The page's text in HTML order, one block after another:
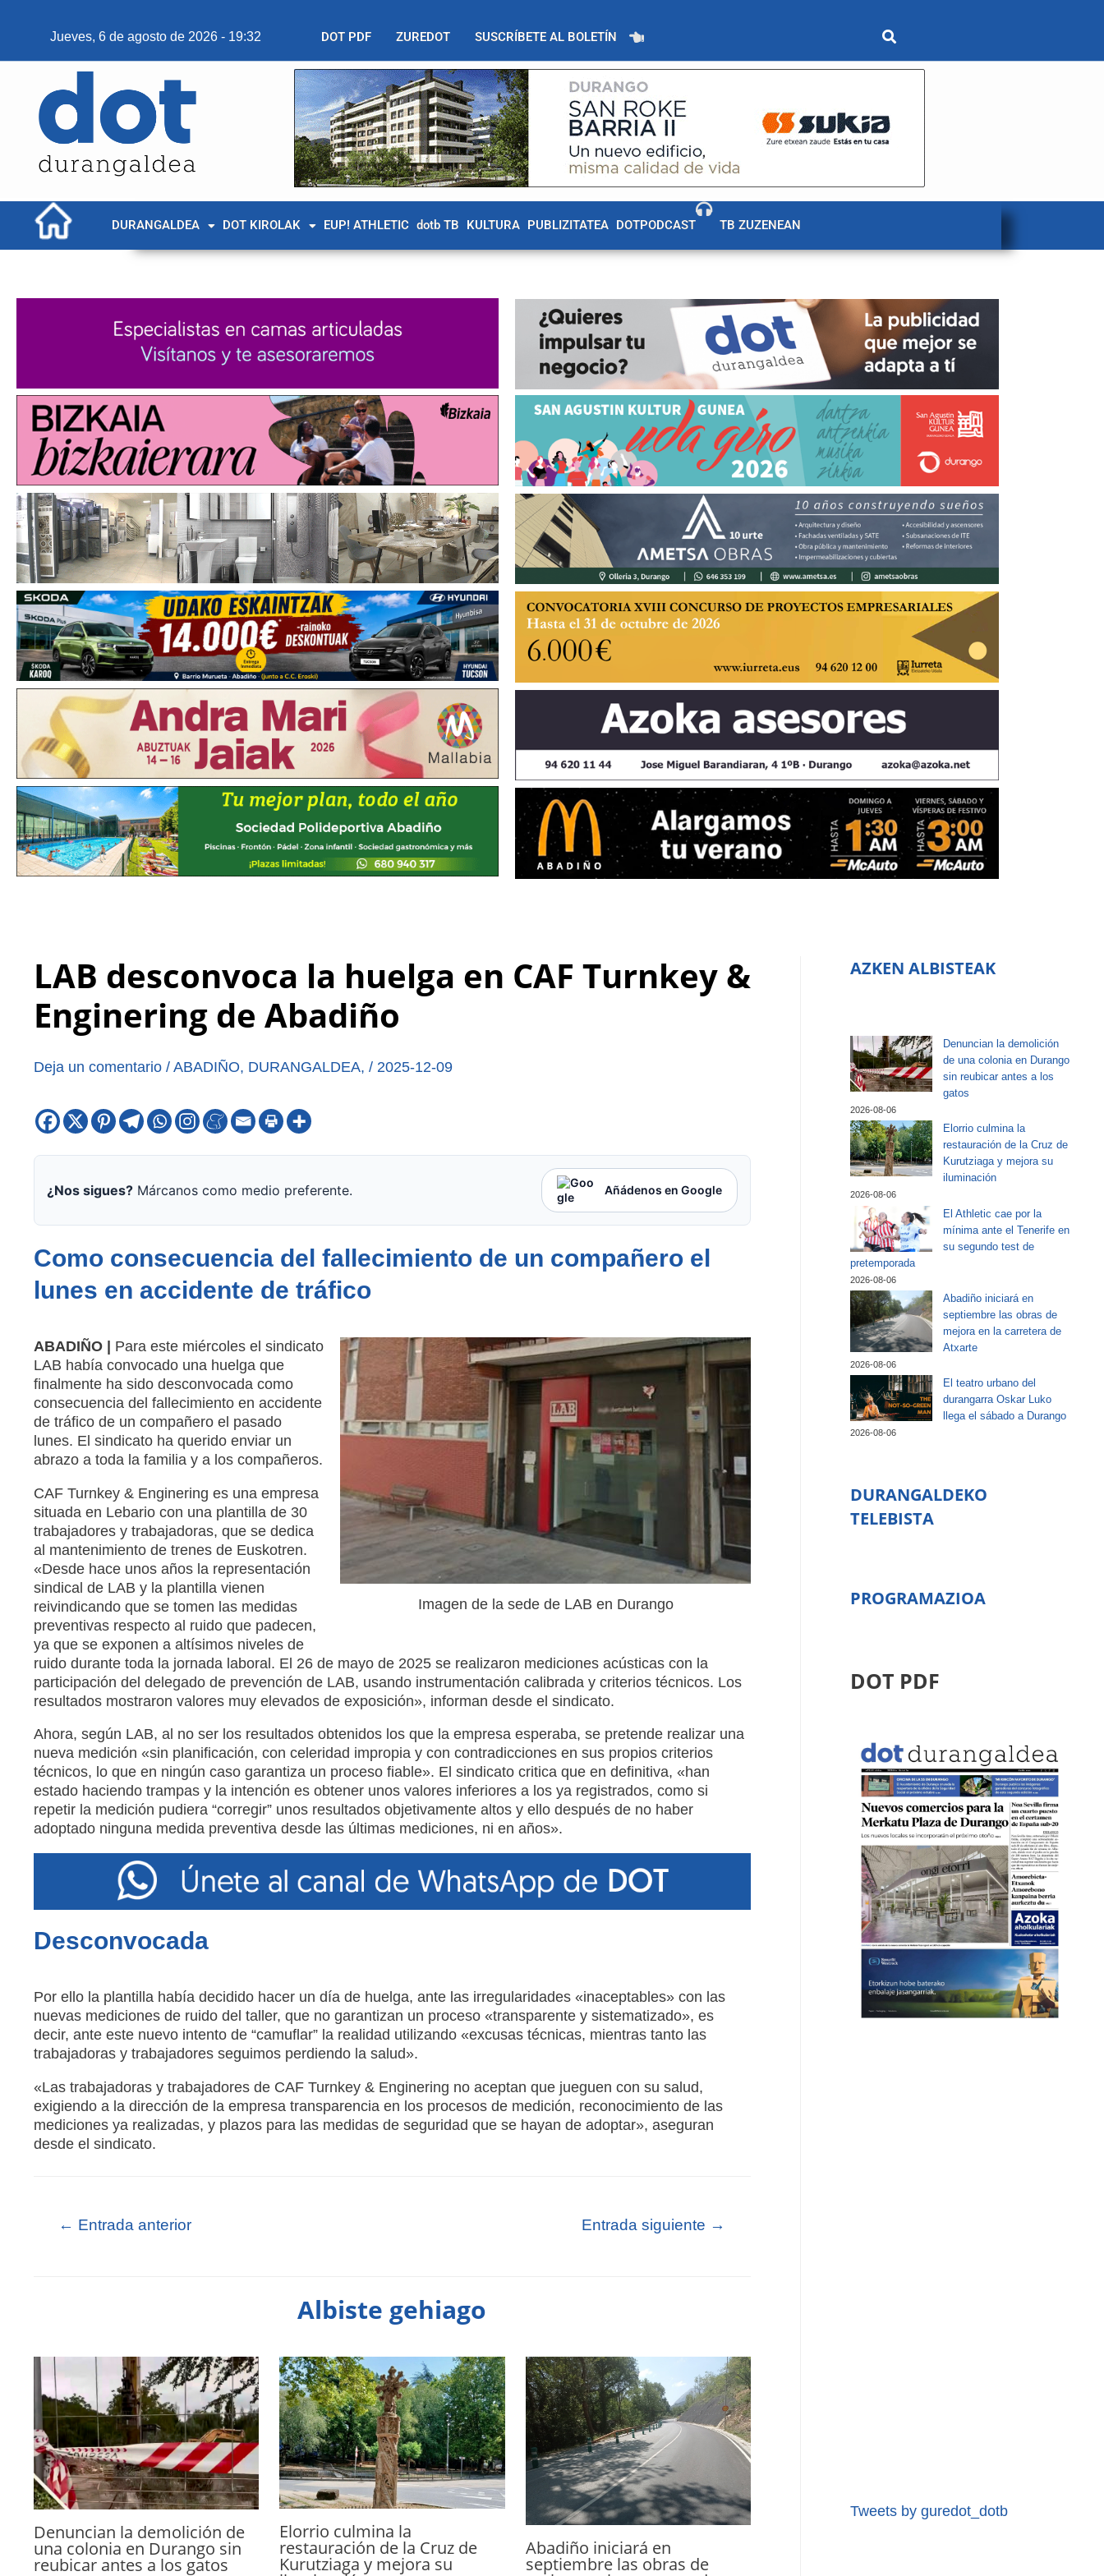
Jueves, 6 de agosto de 2026 - 19:32 DOT PDF ZUREDOT SUSCRÍBETE AL BOLETÍN
DURANGALDEA DOT KIROLAK EUP! ATHLETIC dotb TB KULTURA PUBLIZITATEA DOTPODCAST TB ZUZENEAN
LAB desconvoca la huelga en CAF Turnkey &
Enginering de Abadiño
Deja un comentario / ABADIÑO, DURANGALDEA, / 2025-12-09
¿Nos sigues?Márcanos como medio preferente. Añádenos en Google
Como consecuencia del fallecimiento de un compañero el
lunes en accidente de tráfico
Imagen de la sede de LAB en Durango
ABADIÑO | Para este miércoles el sindicato
LAB había convocado una huelga que
finalmente ha sido desconvocada como
consecuencia del fallecimiento en accidente
de tráfico de un compañero el pasado
lunes. El sindicato ha querido enviar un
abrazo a toda la familia y a los compañeros.
CAF Turnkey & Enginering es una empresa
situada en Lebario con una plantilla de 30
trabajadores y trabajadoras, que se dedica
al mantenimiento de trenes de Euskotren.
«Desde hace unos años la representación
sindical de LAB y la plantilla vienen
reivindicando que se tomen las medidas
preventivas respecto al ruido que padecen,
ya que se exponen a altísimos niveles de
ruido durante toda la jornada laboral. El 26 de mayo de 2025 se realizaron mediciones acústicas con la
participación del delegado de prevención de LAB, usando instrumentación calibrada y criterios técnicos. Los
resultados mostraron valores muy elevados de exposición», informan desde el sindicato.
Ahora, según LAB, al no ser los resultados obtenidos los que la empresa esperaba, se pretende realizar una
nueva medición «sin planificación, con celeridad impropia y con contradicciones en sus propios criterios
técnicos, lo que en ningún caso garantiza un proceso fiable». El sindicato critica que en definitiva, «han
estado haciendo trampas y la intención es obtener unos valores inferiores a los ya registrados, como si
repetir la medición pudiera “corregir” unos resultados objetivamente altos y ello después de no haber
adoptado ninguna medida preventiva desde las últimas mediciones, ni en años».
Desconvocada
Por ello la plantilla había decidido hacer un día de huelga, ante las irregularidades «inaceptables» con las
nuevas mediciones de ruido del taller, que no garantizan un proceso «transparente y sistematizado», es
decir, ante este nuevo intento de “camuflar” la realidad utilizando «excusas técnicas, mientras tanto las
trabajadoras y trabajadores seguimos perdiendo la salud».
«Las trabajadoras y trabajadores de CAF Turnkey & Enginering no aceptan que jueguen con su salud,
exigiendo a la dirección de la empresa transparencia en los procesos de medición, reconocimiento de las
mediciones ya realizadas, y plazos para las medidas de seguridad que se hayan de adoptar», aseguran
desde el sindicato.
← Entrada anterior Entrada siguiente →
Albiste gehiago
Denuncian la demolición de
una colonia en Durango sin
reubicar antes a los gatos
Elorrio culmina la
restauración de la Cruz de
Kurutziaga y mejora su
Abadiño iniciará en
septiembre las obras de
AZKEN ALBISTEAK
Denuncian la demolición
de una colonia en Durango
sin reubicar antes a los
gatos
2026-08-06
Elorrio culmina la
restauración de la Cruz de
Kurutziaga y mejora su
iluminación
2026-08-06
El Athletic cae por la
mínima ante el Tenerife en
su segundo test de
pretemporada
2026-08-06
Abadiño iniciará en
septiembre las obras de
mejora en la carretera de
Atxarte
2026-08-06
El teatro urbano del
durangarra Oskar Luko
llega el sábado a Durango
2026-08-06
DURANGALDEKO
TELEBISTA
PROGRAMAZIOA
DOT PDF
Tweets by guredot_dotb